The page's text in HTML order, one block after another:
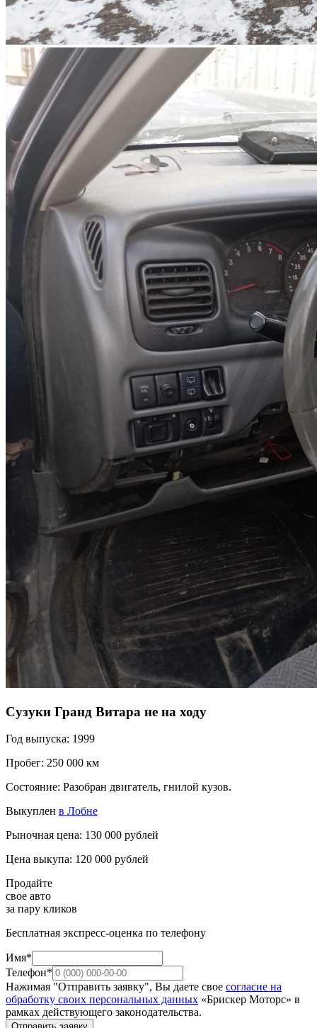
Сузуки Гранд Витара не на ходу
Год выпуска: 1999
Пробег: 250 000 км
Состояние: Разобран двигатель, гнилой кузов.
Выкуплен в Лобне
Рыночная цена: 130 000 рублей
Цена выкупа: 120 000 рублей
Продайте
свое авто
за пару кликов
Бесплатная экспресс-оценка по телефону
Имя*
Телефон*
Нажимая "Отправить заявку", Вы даете свое согласие на
обработку своих персональных данных «Брискер Моторс» в
рамках действующего законодательства.